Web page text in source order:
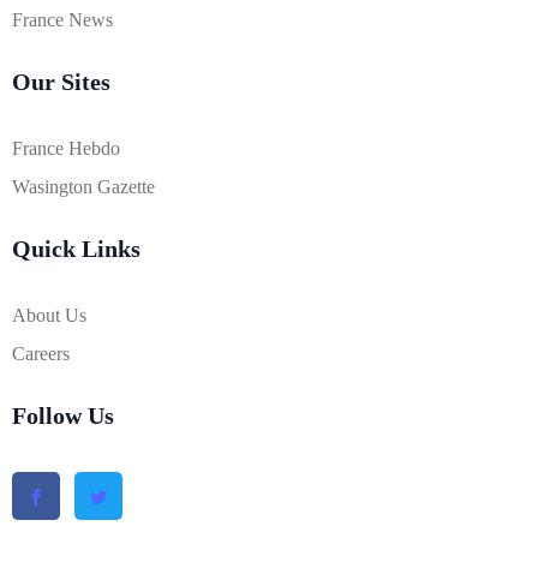
France News
Our Sites
France Hebdo
Wasington Gazette
Quick Links
About Us
Careers
Follow Us